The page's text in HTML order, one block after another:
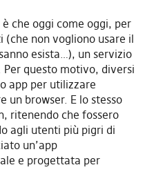
che oggi come oggi, per
non vogliono usare il
esista…), un servizio
Per questo motivo, diversi
app per utilizzare
un browser. E lo stesso
ritenendo che fossero
agli utenti più pigri di
un’app
e progettata per